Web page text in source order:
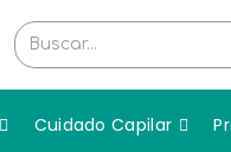
Buscar...
Cuidado Capilar